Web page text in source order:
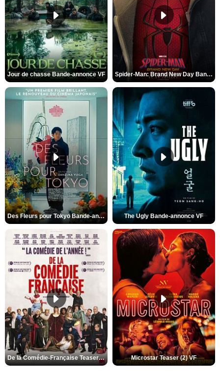
Jour de chasse Bande-annonce VF Spider-Man: Brand New Day Bande-annonce (3) VO STFR
Des Fleurs pour Tokyo Bande-annonce VO STFR The Ugly Bande-annonce VF
De la Comédie-Française Teaser (3) VF Microstar Teaser (2) VF